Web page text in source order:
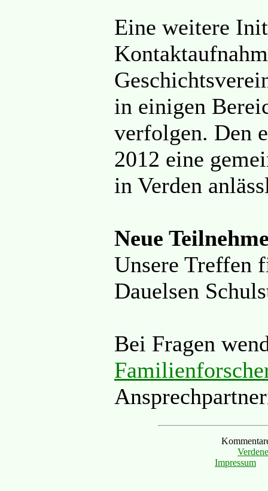
Eine weitere
in einigen
verfolgen. Den
2012 eine
in Verden
Neue
Unsere Treffen
Dauelsen
Bei Fragen
Impressum